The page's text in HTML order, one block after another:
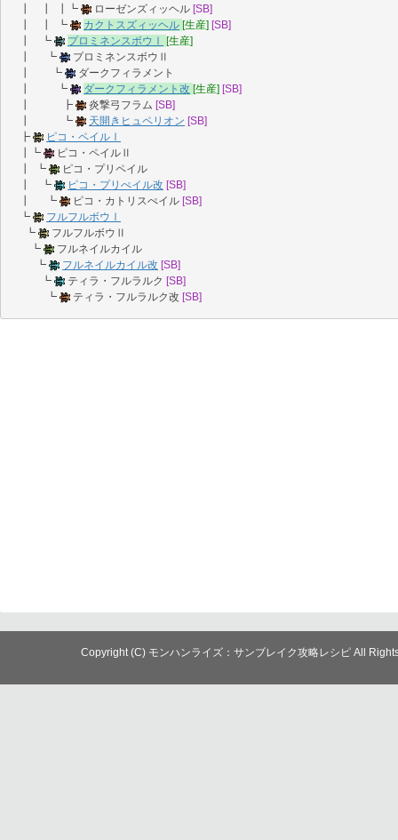
┃ ┃ ┃┗
ローゼンズィッヘル [SB]
┃ ┃ ┗
カクトスズィッヘル [生産] [SB]
┃ ┗
プロミネンスボウⅠ
[生産]
┃ ┗
プロミネンスボウⅡ
┃ ┗
ダークフィラメント
┃ ┗
ダークフィラメント改 [生産] [SB]
┃ ┣
炎撃弓フラム [SB]
┃ ┗
天開きヒュペリオン [SB]
┣
ピコ・ペイルⅠ
┃┗
ピコ・ペイルⅡ
┃ ┗
ピコ・プリペイル
┃ ┗
ピコ・プリぺイル改 [SB]
┃ ┗
ピコ・カトリスぺイル [SB]
┗
フルフルボウⅠ
┗
フルフルボウⅡ
┗
フルネイルカイル
┗
フルネイルカイル改 [SB]
┗
ティラ・フルラルク [SB]
┗
ティラ・フルラルク改 [SB]
Copyright (C) モンハンライズ：サンブレイク攻略レシピ All